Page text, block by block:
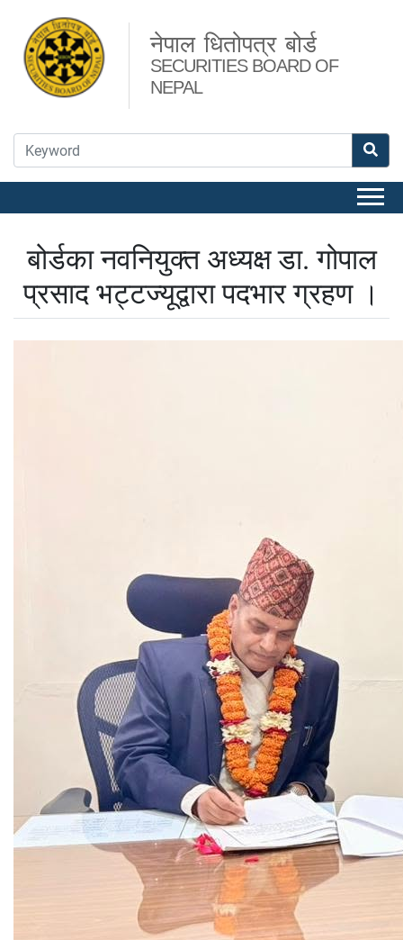
नेपाल धितोपत्र बोर्ड
SECURITIES BOARD OF
NEPAL
बोर्डका नवनियुक्त अध्यक्ष डा. गोपाल
प्रसाद भट्टज्यूद्वारा पदभार ग्रहण ।